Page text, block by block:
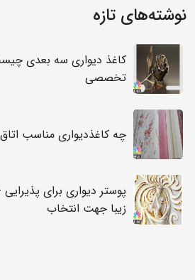
نوشته‌های تازه
کاغذ دیواری سه بعدی
تخصصی
چه کاغذدیواری مناسب
پوستر دیواری برای
زیبا جهت انتخاب